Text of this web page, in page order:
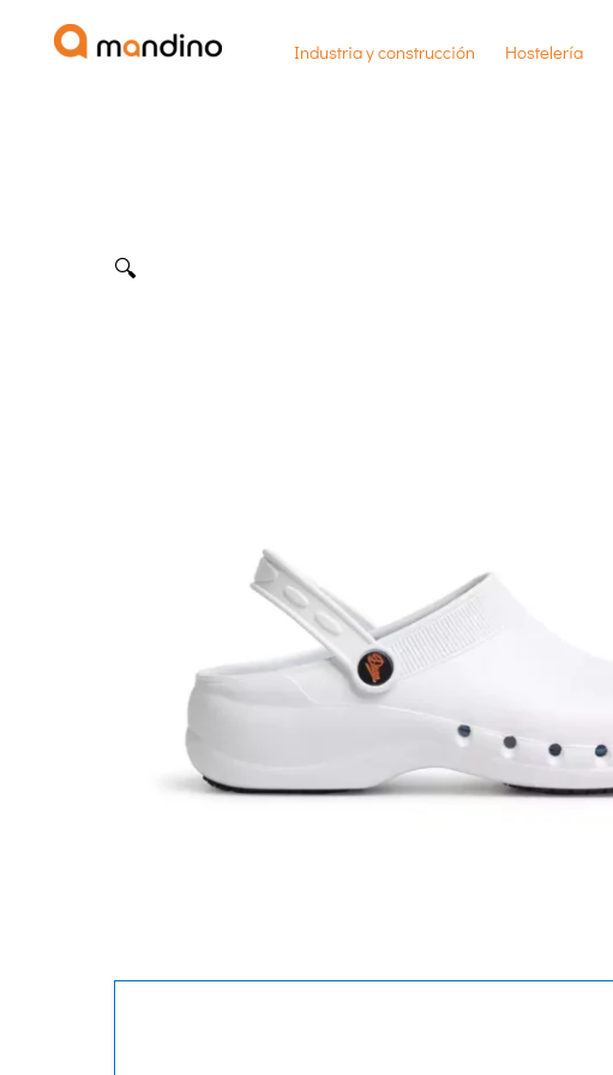
Industria y construcción Hostelería
🔍